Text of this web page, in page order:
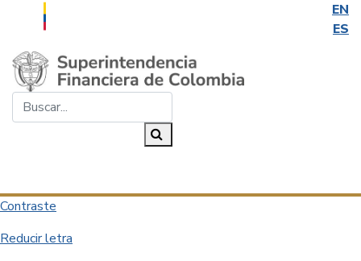
EN
ES
Saltar al contenido principal
Contraste
Reducir letra